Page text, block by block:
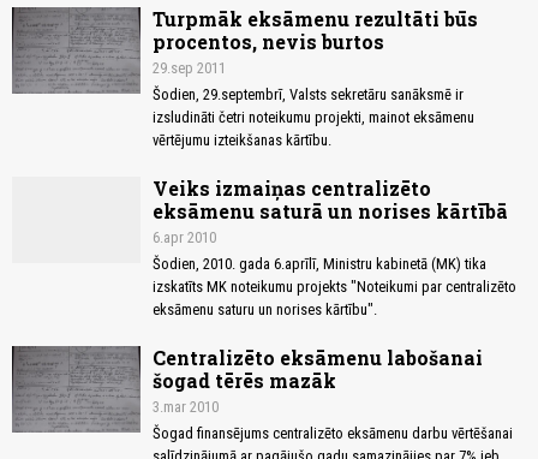
Turpmāk eksāmenu rezultāti būs
procentos, nevis burtos
29.sep 2011
Šodien, 29.septembrī, Valsts sekretāru sanāksmē ir
izsludināti četri noteikumu projekti, mainot eksāmenu
vērtējumu izteikšanas kārtību.
Veiks izmaiņas centralizēto
eksāmenu saturā un norises kārtībā
6.apr 2010
Šodien, 2010. gada 6.aprīlī, Ministru kabinetā (MK) tika
izskatīts MK noteikumu projekts "Noteikumi par centralizēto
eksāmenu saturu un norises kārtību".
Centralizēto eksāmenu labošanai
šogad tērēs mazāk
3.mar 2010
Šogad finansējums centralizēto eksāmenu darbu vērtēšanai